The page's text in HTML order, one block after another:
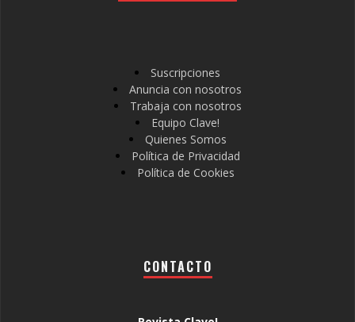
Suscripciones
Anuncia con nosotros
Trabaja con nosotros
Equipo Clave!
Quienes Somos
Política de Privacidad
Política de Cookies
CONTACTO